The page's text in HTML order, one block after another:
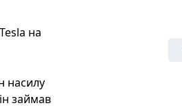
на
насилу
займав